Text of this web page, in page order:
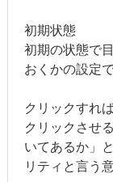
初期状態
初期の状態で
おくかの設定で
クリックすれ
クリックさせ
いてあるか」
リティと言う